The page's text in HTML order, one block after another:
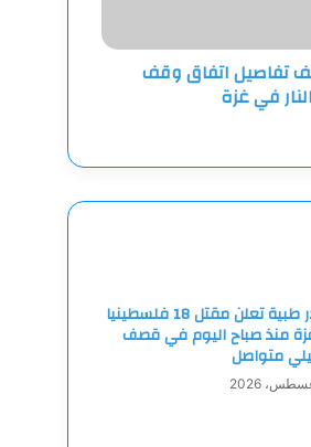
تفاصيل اتفاق وقف
في غزة
مصادر طبية تعلن مقتل 18 فلسطينيا
منذ صباح اليوم في قصف
متواصل